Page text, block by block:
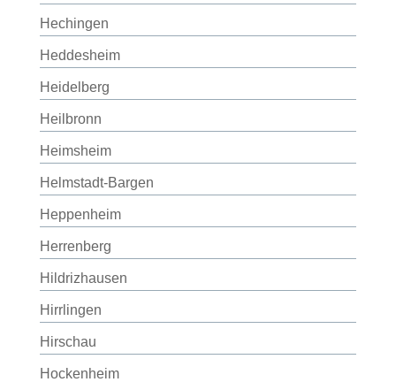
Hechingen
Heddesheim
Heidelberg
Heilbronn
Heimsheim
Helmstadt-Bargen
Heppenheim
Herrenberg
Hildrizhausen
Hirrlingen
Hirschau
Hockenheim